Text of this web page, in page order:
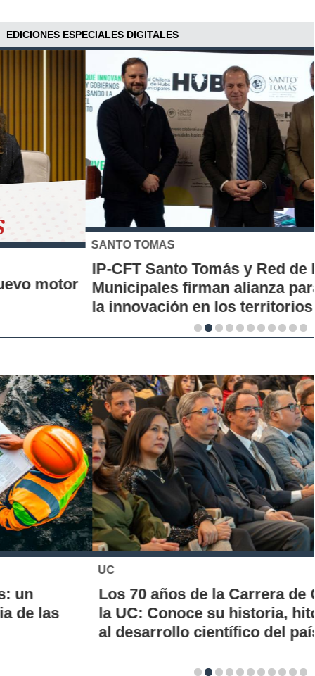
EDICIONES ESPECIALES DIGITALES
SANTO TOMÁS
IP-CFT Santo Tomás y Red de Hubs
Municipales firman alianza para impulsar
la innovación en los territorios
Los 70 años de la Carrera de Química de
la UC: Conoce su historia, hitos y aporte
al desarrollo científico del país